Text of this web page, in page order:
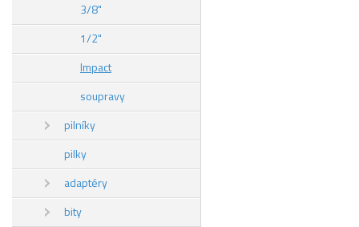
3/8"
1/2"
Impact
soupravy
pilníky
pilky
adaptéry
bity